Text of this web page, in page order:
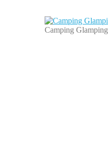
Camping Glamping